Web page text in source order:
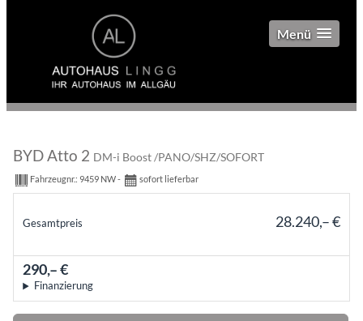
Menü
BYD Atto 2 DM-i Boost /PANO/SHZ/SOFORT
Fahrzeugnr.: 9459 NW sofort lieferbar
Gesamtpreis 28.240,– €
290,– €
Finanzierung